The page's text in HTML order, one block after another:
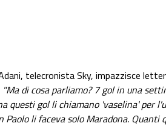
telecronista Sky, impazzisce
"Ma di cosa parliamo? 7 gol in una
questi gol li chiamano 'vaselina' per
Paolo li faceva solo Maradona. Quanti